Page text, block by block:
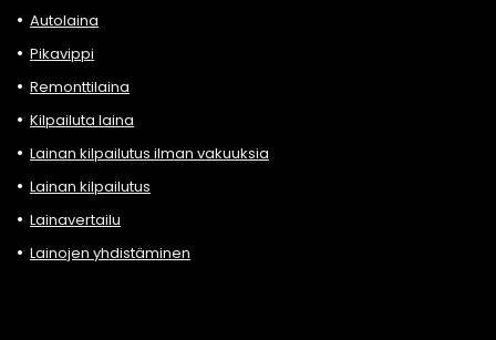
Autolaina
Pikavippi
Remonttilaina
Kilpailuta laina
Lainan kilpailutus ilman vakuuksia
Lainan kilpailutus
Lainavertailu
Lainojen yhdistäminen